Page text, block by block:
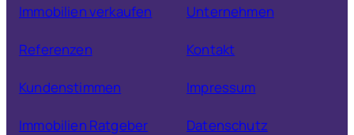
Immobilien verkaufen
Referenzen
Kundenstimmen
Immobilien Ratgeber
Unternehmen
Kontakt
Impressum
Datenschutz